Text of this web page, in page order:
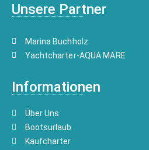
Unsere Partner
Marina Buchholz
Yachtcharter-AQUA MARE
Informationen
Über Uns
Bootsurlaub
Kaufcharter